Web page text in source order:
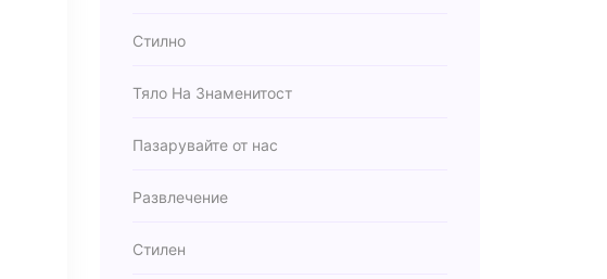
Стилно
Тяло На Знаменитост
Пазарувайте от нас
Развлечение
Стилен